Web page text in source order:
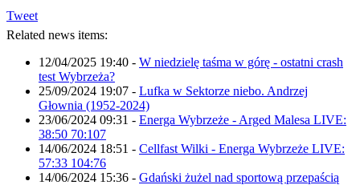
Tweet
Related news items:
12/04/2025 19:40 - W niedzielę taśma w górę - ostatni crash
test Wybrzeża?
25/09/2024 19:07 - Lufka w Sektorze niebo. Andrzej
Głownia (1952-2024)
23/06/2024 09:31 - Energa Wybrzeże - Arged Malesa LIVE:
38:50 70:107
14/06/2024 18:51 - Cellfast Wilki - Energa Wybrzeże LIVE:
57:33 104:76
14/06/2024 15:36 - Gdański żużel nad sportową przepaścią